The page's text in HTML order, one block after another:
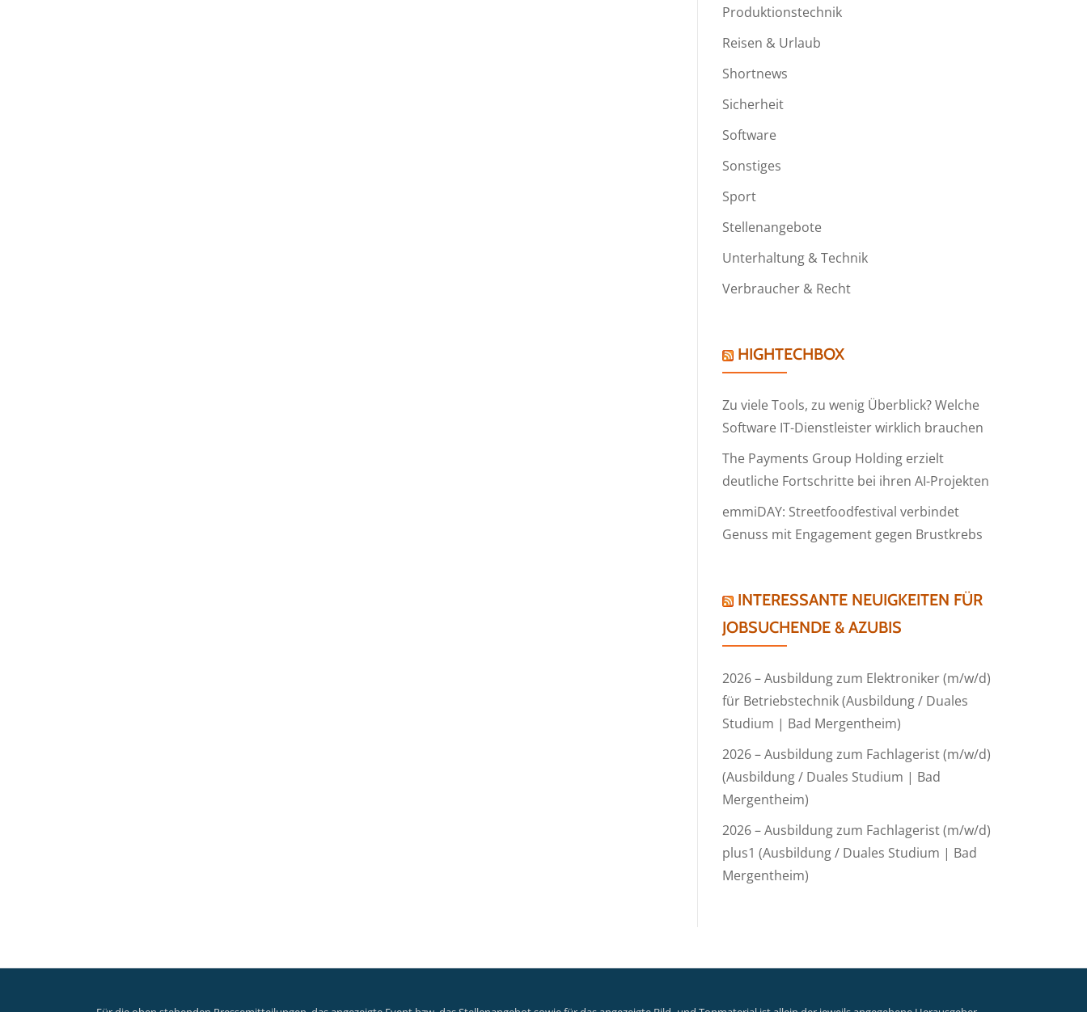
Produktionstechnik
Reisen & Urlaub
Shortnews
Sicherheit
Software
Sonstiges
Sport
Stellenangebote
Unterhaltung & Technik
Verbraucher & Recht
HIGHTECHBOX
Zu viele Tools, zu wenig Überblick? Welche
Software IT-Dienstleister wirklich brauchen
The Payments Group Holding erzielt
deutliche Fortschritte bei ihren AI-Projekten
emmiDAY: Streetfoodfestival verbindet
Genuss mit Engagement gegen Brustkrebs
INTERESSANTE NEUIGKEITEN FÜR
JOBSUCHENDE & AZUBIS
2026 – Ausbildung zum Elektroniker (m/w/d)
für Betriebstechnik (Ausbildung / Duales
Studium | Bad Mergentheim)
2026 – Ausbildung zum Fachlagerist (m/w/d)
(Ausbildung / Duales Studium | Bad
Mergentheim)
2026 – Ausbildung zum Fachlagerist (m/w/d)
plus1 (Ausbildung / Duales Studium | Bad
Mergentheim)